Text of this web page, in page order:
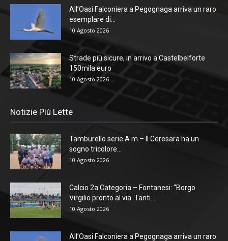
All’Oasi Falconiera a Pegognaga arriva un raro
esemplare di...
10 Agosto 2026
Strade più sicure, in arrivo a Castelbelforte
150mila euro
10 Agosto 2026
Notizie Più Lette
Tamburello serie A m – Il Ceresara ha un
sogno tricolore...
10 Agosto 2026
Calcio 2a Categoria – Fontanesi: “Borgo
Virgilio pronto al via. Tanti...
10 Agosto 2026
All’Oasi Falconiera a Pegognaga arriva un raro